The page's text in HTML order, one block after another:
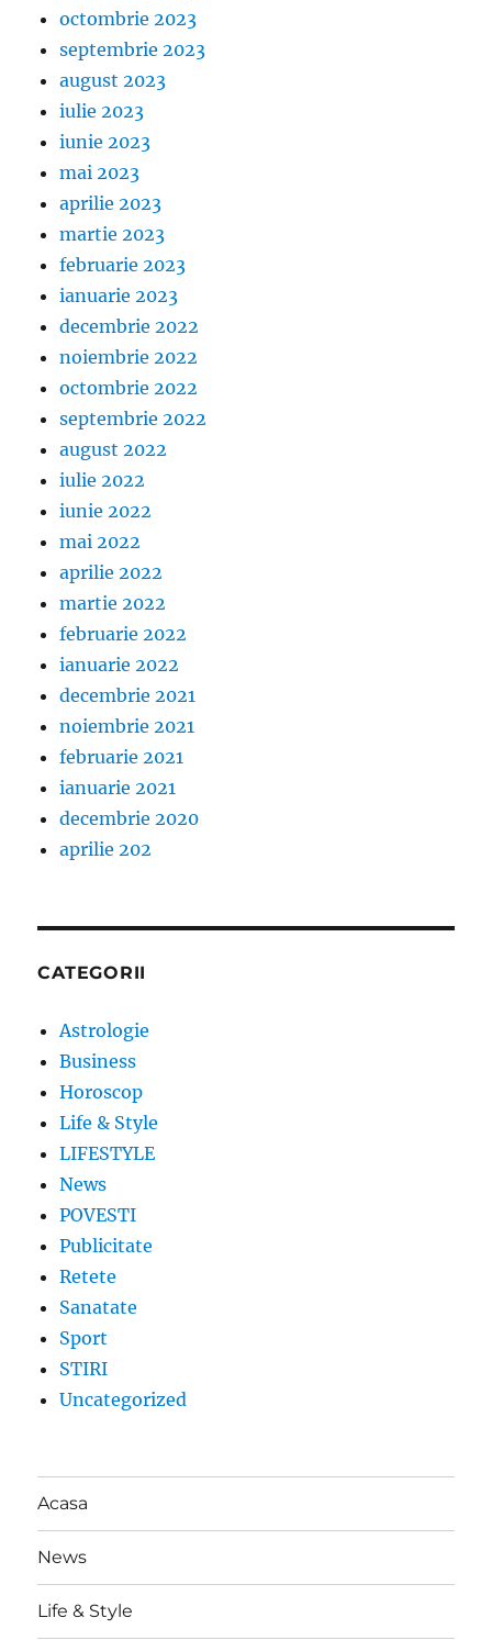
octombrie 2023
septembrie 2023
august 2023
iulie 2023
iunie 2023
mai 2023
aprilie 2023
martie 2023
februarie 2023
ianuarie 2023
decembrie 2022
noiembrie 2022
octombrie 2022
septembrie 2022
august 2022
iulie 2022
iunie 2022
mai 2022
aprilie 2022
martie 2022
februarie 2022
ianuarie 2022
decembrie 2021
noiembrie 2021
februarie 2021
ianuarie 2021
decembrie 2020
aprilie 202
CATEGORII
Astrologie
Business
Horoscop
Life & Style
LIFESTYLE
News
POVESTI
Publicitate
Retete
Sanatate
Sport
STIRI
Uncategorized
Acasa
News
Life & Style